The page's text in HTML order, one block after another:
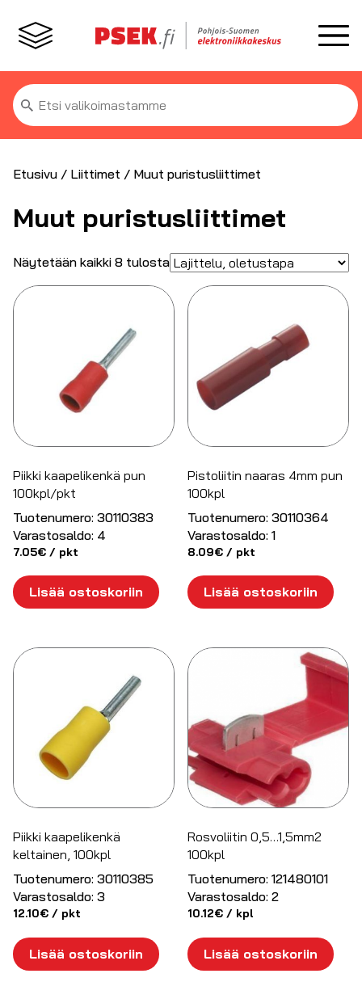
Etsi:
Etusivu / Liittimet / Muut puristusliittimet
Muut puristusliittimet
Näytetään kaikki 8 tulosta
Piikki kaapelikenkä pun
100kpl/pkt
Tuotenumero: 30110383
Varastosaldo: 4
7.05€ / pkt
Lisää ostoskoriin
Pistoliitin naaras 4mm pun
100kpl
Tuotenumero: 30110364
Varastosaldo: 1
8.09€ / pkt
Lisää ostoskoriin
Piikki kaapelikenkä
keltainen, 100kpl
Tuotenumero: 30110385
Varastosaldo: 3
12.10€ / pkt
Lisää ostoskoriin
Rosvoliitin 0,5…1,5mm2
100kpl
Tuotenumero: 121480101
Varastosaldo: 2
10.12€ / kpl
Lisää ostoskoriin